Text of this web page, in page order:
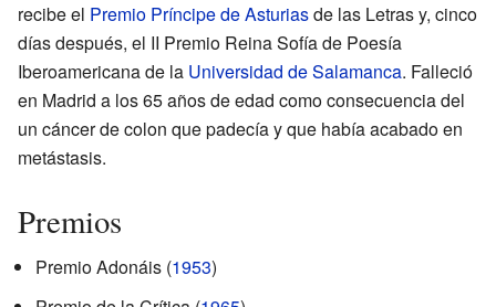
recibe el Premio Príncipe de Asturiasde las Letras y, cinco
días después, el II Premio Reina Sofía de Poesía
Iberoamericana de la Universidad de Salamanca. Falleció
en Madrid a los 65 años de edad como consecuencia del
un cáncer de colon que padecía y que había acabado en
metástasis.
Premios
Premio Adonáis (1953)